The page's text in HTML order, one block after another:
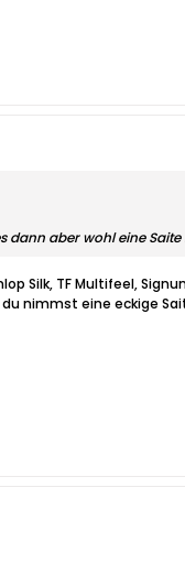
aber wohl eine
Silk, TF Multifeel,
nimmst eine eckige